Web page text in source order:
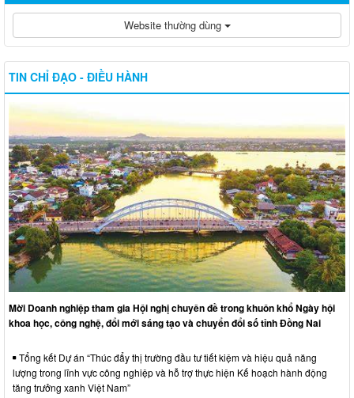
Website thường dùng
TIN CHỈ ĐẠO - ĐIỀU HÀNH
Mời Doanh nghiệp tham gia Hội nghị chuyên đề trong khuôn khổ Ngày hội
khoa học, công nghệ, đổi mới sáng tạo và chuyển đổi số tỉnh Đồng Nai
Tổng kết Dự án “Thúc đẩy thị trường đầu tư tiết kiệm và hiệu quả năng
lượng trong lĩnh vực công nghiệp và hỗ trợ thực hiện Kế hoạch hành động
tăng trưởng xanh Việt Nam”